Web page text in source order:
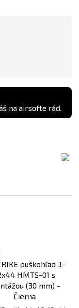
na airsofte rád.